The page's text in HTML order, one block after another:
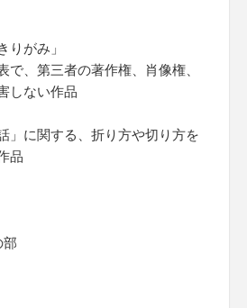
りがみ」
、第三者の著作権、肖像権、
しない作品
」に関する、折り方や切り方を
品
部